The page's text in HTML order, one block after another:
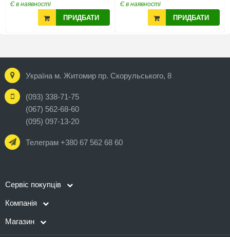
Є в наявності
ПРИДБАТИ
Є в наявності
ПРИДБАТИ
Україна м. Житомир пр. Скорульського, 8
(093) 338-71-75
(067) 562-68-60
(095) 097-13-20
Телеграм +380 67 562 68 60
Сервіс покупців
Компанія
Магазин